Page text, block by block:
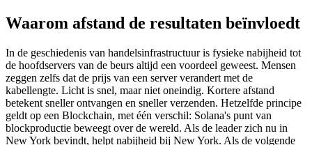
Waarom afstand de resultaten beïnvloedt
In de geschiedenis van handelsinfrastructuur is fysieke nabijheid tot
de hoofdservers van de beurs altijd een voordeel geweest. Mensen
zeggen zelfs dat de prijs van een server verandert met de
kabellengte. Licht is snel, maar niet oneindig. Kortere afstand
betekent sneller ontvangen en sneller verzenden. Hetzelfde principe
geldt op een Blockchain, met één verschil: Solana's punt van
blockproductie beweegt over de wereld. Als de leader zich nu in
New York bevindt, helpt nabijheid bij New York. Als de volgende